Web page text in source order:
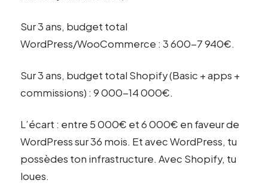
Sur 3 ans, budget total
WordPress/WooCommerce : 3 600-7 940€.
Sur 3 ans, budget total Shopify (Basic + apps +
commissions) : 9 000-14 000€.
L’écart : entre 5 000€ et 6 000€ en faveur de
WordPress sur 36 mois. Et avec WordPress, tu
possèdes ton infrastructure. Avec Shopify, tu
loues.